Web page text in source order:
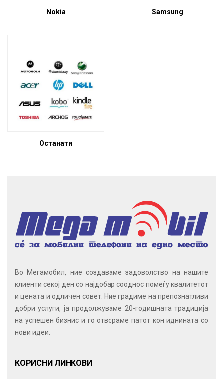
Nokia Samsung
Останати
Во Мегамобил, ние создаваме задоволство на нашите
клиенти секој ден со најдобар сооднос помеѓу квалитетот
и цената и одличен совет. Ние градиме на препознатливи
добри услуги, ја продолжуваме 20-годишната традиција
на успешен бизнис и го отвораме патот кон иднината со
нови идеи.
КОРИСНИ ЛИНКОВИ